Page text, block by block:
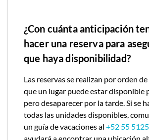
¿Con cuánta anticipación
hacer una reserva para
que haya disponibilidad?
Las reservas se realizan por orden
que un lugar puede estar disponible
pero desaparecer por la tarde. Si se
todas las unidades disponibles,
un guía de vacaciones al +52 55